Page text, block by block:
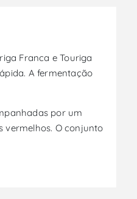
Franca e Touriga
A fermentação
por um
vermelhos. O conjunto